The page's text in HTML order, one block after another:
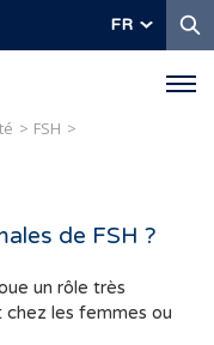
FR
FSH
de FSH ?
un rôle très
les femmes ou